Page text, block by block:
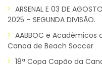
ARSENAL E 03 DE
2025 – SEGUNDA DIVISÃO.
AABBOC e Acadêmicos
Canoa de Beach Soccer
18ª Copa Capão da